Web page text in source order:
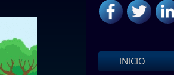
INICIO